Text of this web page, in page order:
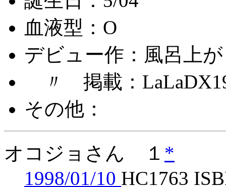
血液型：O
デビュー作：風呂上
〃 掲載：
その他：
オコジョさん １ *
1998/01/10 HC1763